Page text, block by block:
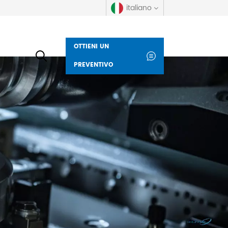
italiano
русский
español
العربية
Deutsch
italiano
français
Indonesia
OTTIENI UN
PREVENTIVO